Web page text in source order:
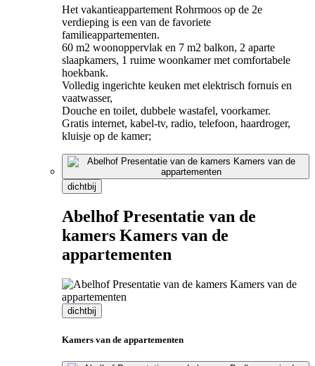
Het vakantieappartement Rohrmoos op de 2e
verdieping is een van de favoriete
familieappartementen.
60 m2 woonoppervlak en 7 m2 balkon, 2 aparte
slaapkamers, 1 ruime woonkamer met comfortabele
hoekbank.
Volledig ingerichte keuken met elektrisch fornuis en
vaatwasser,
Douche en toilet, dubbele wastafel, voorkamer.
Gratis internet, kabel-tv, radio, telefoon, haardroger,
kluisje op de kamer;
dichtbij
Abelhof Presentatie van de
kamers Kamers van de
appartementen
dichtbij
Kamers van de appartementen